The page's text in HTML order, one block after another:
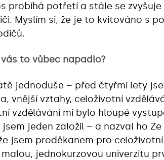
probíhá potřetí a stále se
Myslím si, že je to kvitováno s
vás to vůbec napadlo?
jednoduše – před čtyřmi lety
vnější vztahy, celoživotní
vzdělávání mi bylo hloupé
jsem jeden založil – a nazval ho
jsem proděkanem pro
malou, jednokurzovou univerzitu